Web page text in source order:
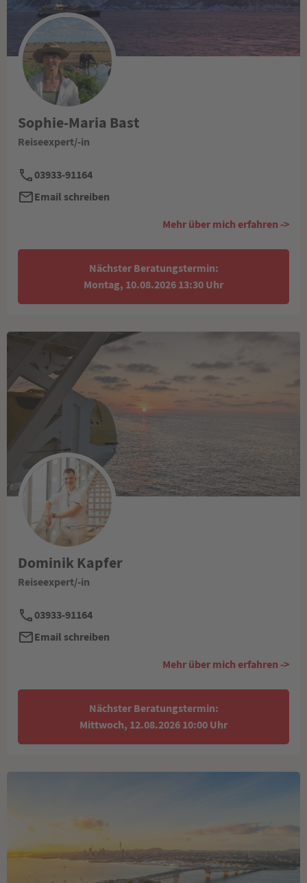
Sophie-Maria Bast
Reiseexpert/-in
03933-91164
Email schreiben
Mehr über mich erfahren ->
Nächster Beratungstermin:
Montag, 10.08.2026 13:30 Uhr
Dominik Kapfer
Reiseexpert/-in
03933-91164
Email schreiben
Mehr über mich erfahren ->
Nächster Beratungstermin:
Mittwoch, 12.08.2026 10:00 Uhr